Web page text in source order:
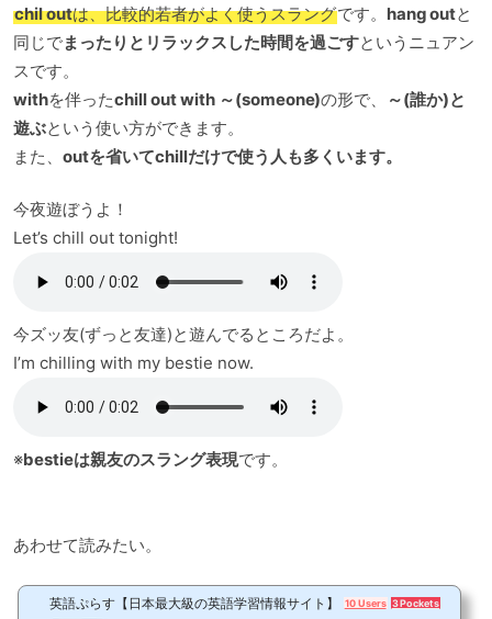
chil outは、比較的若者がよく使うスラングです。 hang outと
同じでまったりとリラックスした時間を過ごすというニュアン
スです。
withを伴ったchill out with ～(someone)の形で、
～(誰か)と
遊ぶという使い方ができます。
また、 outを省いてchillだけで使う人も多くいます。
今夜遊ぼうよ！
Let’s chill out tonight!
今ズッ友(ずっと友達)と遊んでるところだよ。
I’m chilling with my bestie now.
※bestieは親友のスラング表現です。
あわせて読みたい。
英語ぷらす【日本最大級の英語学習情報サイト】 10 Users 3 Pockets